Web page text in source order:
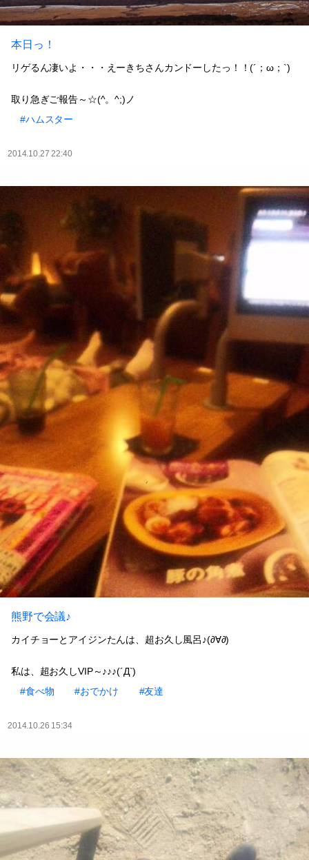
本日っ！
リゲるん凄いよ・・・えーきちさんカンドーしたっ！！(´；ω；`)
取り急ぎご報告～☆(^。^;)ノ
#ハムスター
2014.10.27 22:40
熊野で会議♪
カイチョーとアイジンたんは、超お久し風呂♪(∂∀∂)
私は、超お久しVIP～♪♪♪(´Д`)
#食べ物
#おでかけ #友達
2014.10.26 15:34